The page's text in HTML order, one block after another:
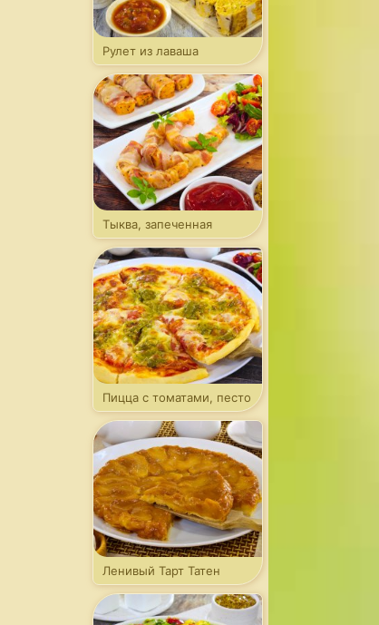
Рулет из лаваша
с капустой
Тыква, запеченная
в беконе
Пицца с томатами, песто
и моцареллой
Ленивый Тарт Татен